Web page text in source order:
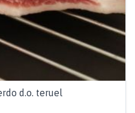
d.o. teruel